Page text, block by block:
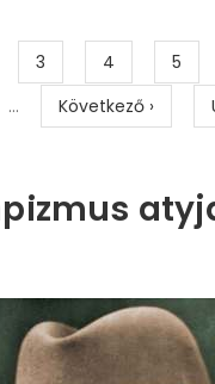
Page
3 Page
4 Page
5
…
Következő
oldal
Következő ›